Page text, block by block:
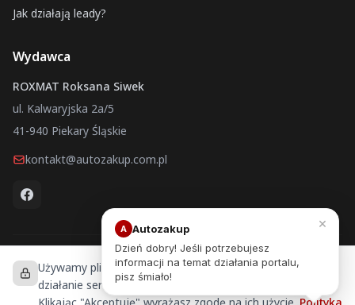
Jak działają leady?
Wydawca
ROXMAT Roksana Siwek
ul. Kalwaryjska 2a/5
41-940 Piekary Śląskie
kontakt@autozakup.com.pl
Autozakup.com.pl © 2026 ROXMAT Roksana Siwek — Wszelkie
prawa zastrzeżone
Portal ogłoszeniowy
Używamy plików cookies, aby zapewnić prawidłowe
działanie serwisu, analizować ruch i personalizować treści.
×
A Autozakup
Dzień dobry! Jeśli potrzebujesz
informacji na temat działania portalu,
pisz śmiało!